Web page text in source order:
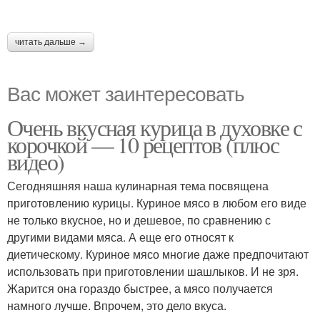
читать дальше →
Вас может заинтересовать
Очень вкусная курица в духовке с
корочкой — 10 рецептов (плюс
видео)
Сегодняшняя наша кулинарная тема посвящена
приготовлению курицы. Куриное мясо в любом его виде
не только вкусное, но и дешевое, по сравнению с
другими видами мяса. А еще его относят к
диетическому. Куриное мясо многие даже предпочитают
использовать при приготовлении шашлыков. И не зря.
Жарится она гораздо быстрее, а мясо получается
намного лучше. Впрочем, это дело вкуса.